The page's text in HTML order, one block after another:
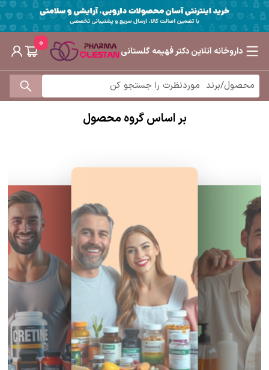
داروخانه آنلاین دکتر فهیمه گلستانی
0
بر اساس گروه محصول